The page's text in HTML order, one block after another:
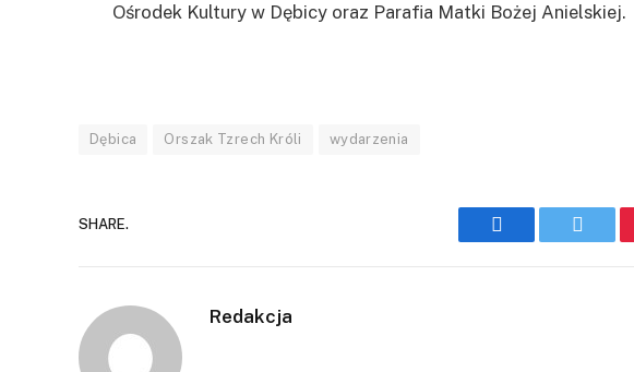
Ośrodek Kultury w Dębicy oraz Parafia Matki Bożej Anielskiej.
Dębica Orszak Tzrech Króli wydarzenia
SHARE.
Facebook Twitter
Redakcja